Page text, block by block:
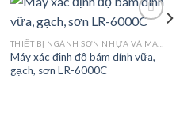
Add to
THIẾT BỊ NGÀNH SƠN NHỰA VÀ MAY MẶC
Máy xác định độ bám dính vữa,
gạch, sơn LR-6000C